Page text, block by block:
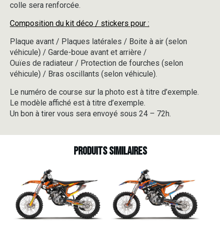
colle sera renforcée.
Composition du kit déco / stickers pour :
Plaque avant / Plaques latérales / Boite à air (selon
véhicule) / Garde-boue avant et arrière /
Ouïes de radiateur / Protection de fourches (selon
véhicule) / Bras oscillants (selon véhicule).
Le numéro de course sur la photo est à titre d’exemple.
Le modèle affiché est à titre d’exemple.
Un bon à tirer vous sera envoyé sous 24 – 72h.
Produits similaires